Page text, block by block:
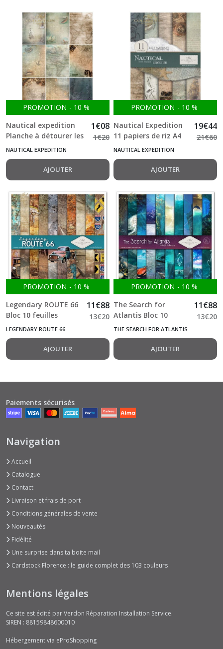
PROMOTION - 10 %
Nautical expedition
Planche à détourer les
cartes A4 250g ITD
1€08
1€20
NAUTICAL EXPEDITION
AJOUTER
PROMOTION - 10 %
Nautical Expedition
11 papiers de riz A4
ITD
19€44
21€60
NAUTICAL EXPEDITION
AJOUTER
PROMOTION - 10 %
Legendary ROUTE 66
Bloc 10 feuilles
simple face 32*31 cm
11€88
13€20
LEGENDARY ROUTE 66
AJOUTER
PROMOTION - 10 %
The Search for
Atlantis Bloc 10
feuilles simple face
11€88
13€20
THE SEARCH FOR ATLANTIS
AJOUTER
Paiements sécurisés
Navigation
Accueil
Catalogue
Contact
Livraison et frais de port
Conditions générales de vente
Nouveautés
Fidélité
Une surprise dans ta boite mail
Cardstock Florence : le guide complet des 103 couleurs
Mentions légales
Ce site est édité par Verdon Réparation Installation Service.
SIREN : 88159848600010
Hébergement via eProShopping